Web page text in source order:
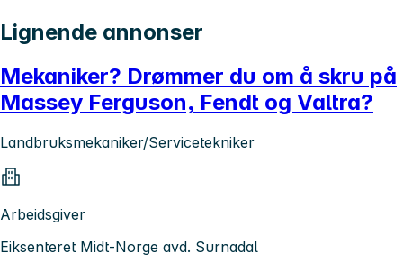
Lignende annonser
Mekaniker? Drømmer du om å skru på
Massey Ferguson, Fendt og Valtra?
Landbruksmekaniker/Servicetekniker
Arbeidsgiver
Eiksenteret Midt-Norge avd. Surnadal